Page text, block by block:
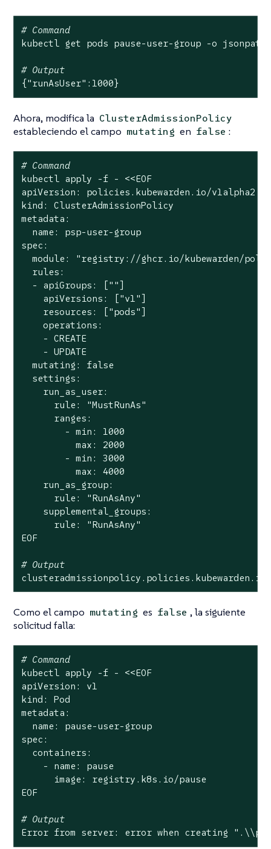
# Command
kubectl get pods pause-user-group -o jsonpath=
# Output
{"runAsUser" :1000}
Ahora, modifica la ClusterAdmissionPolicy
estableciendo el campo mutating en false :
# Command
kubectl apply -f - <<EOF
apiVersion: policies.kubewarden.io/v1alpha2
kind: ClusterAdmissionPolicy
metadata:
  name: psp-user-group
spec:
  module:
"registry://ghcr.io/kubewarden/
  rules:
  - apiGroups: [
""]
    apiVersions: [
"v1"]
    resources: [
"pods"]
    operations:
    - CREATE
    - UPDATE
  mutating:
false
  settings:
    run_as_user:
      rule:
"MustRunAs"
      ranges:
        - min: 1000
          max: 2000
        - min: 3000
          max: 4000
    run_as_group:
      rule:
"RunAsAny"
    supplemental_groups:
      rule:
"RunAsAny"
EOF
# Output
Como el campo mutating es false , la siguiente
solicitud falla:
# Command
kubectl apply -f - <<EOF
apiVersion: v1
kind: Pod
metadata:
  name: pause-user-group
spec:
  containers:
    - name: pause
      image: registry.k8s.io/pause
EOF
# Output
Error from server: error when creating